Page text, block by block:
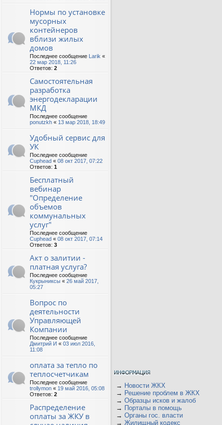
Нормы по установке
мусорных
контейнеров
вблизи жилых
домов
Последнее сообщение Larik «
22 мар 2018, 11:26
Ответов: 2
Самостоятельная
разработка
энергодекларации
МКД
Последнее сообщение
ponutzkh « 13 мар 2018, 18:49
Удобный сервис для
УК
Последнее сообщение
Cuphead « 08 окт 2017, 07:22
Ответов: 1
Бесплатный
вебинар
"Определение
объемов
коммунальных
услуг"
Последнее сообщение
Cuphead « 08 окт 2017, 07:14
Ответов: 3
Акт о залитии -
платная услуга?
Последнее сообщение
Кукрыниксы « 26 май 2017,
05:27
Вопрос по
деятельности
Управляющей
Компании
Последнее сообщение
Дмитрий И « 03 июл 2016,
11:08
оплата за тепло по
теплосчетчикам
Последнее сообщение
trollymon « 19 май 2016, 05:08
Ответов: 2
Распределение
оплаты за ЖКУ в
→ Новости ЖКХ
→ Решение проблем в ЖКХ
→ Образцы исков и жалоб
→ Порталы в помощь
→ Органы гос. власти
→ Жилищный кодекс